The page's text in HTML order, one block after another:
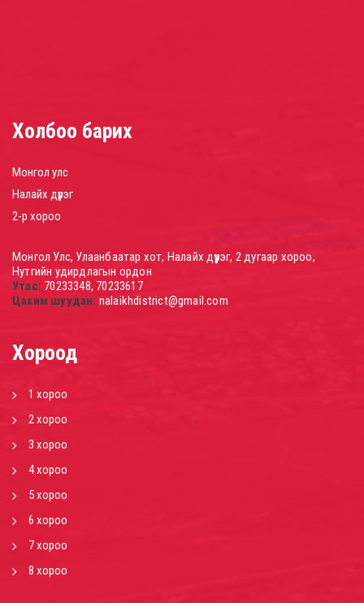
Холбоо барих
Монгол улс
Налайх дүүрэг
2-р хороо
Монгол Улс, Улаанбаатар хот, Налайх дүүрэг, 2 дугаар хороо,
Нутгийн удирдлагын ордон
Утас: 70233348, 70233617
Цахим шуудан: nalaikhdistrict@gmail.com
Хороод
1 хороо
2 хороо
3 хороо
4 хороо
5 хороо
6 хороо
7 хороо
8 хороо